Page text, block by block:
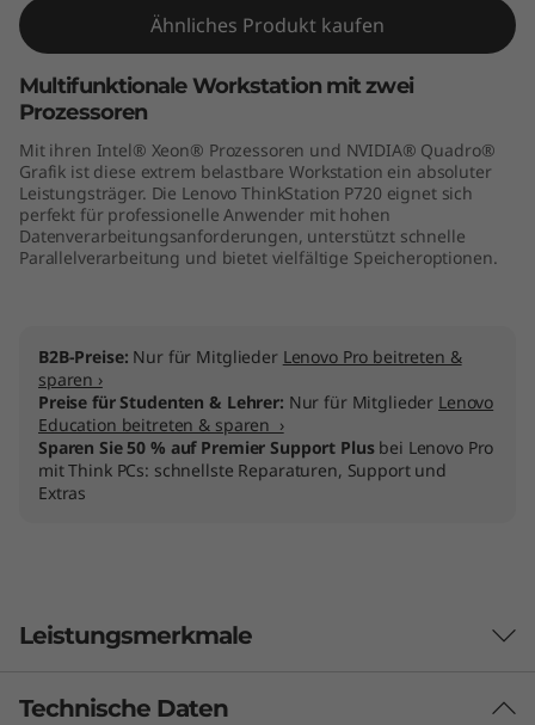
o
w
e
Ähnliches Produkt kaufen
Multifunktionale Workstation mit zwei
Prozessoren
Mit ihren Intel® Xeon® Prozessoren und NVIDIA® Quadro®
Grafik ist diese extrem belastbare Workstation ein absoluter
Leistungsträger. Die Lenovo ThinkStation P720 eignet sich
perfekt für professionelle Anwender mit hohen
Datenverarbeitungsanforderungen, unterstützt schnelle
Parallelverarbeitung und bietet vielfältige Speicheroptionen.
B2B-Preise: Nur für Mitglieder Lenovo Pro beitreten &
sparen ›
Preise für Studenten & Lehrer: Nur für Mitglieder Lenovo
Education beitreten & sparen ›
Sparen Sie 50 % auf Premier Support Plusbei Lenovo Pro
mit Think PCs: schnellste Reparaturen, Support und
Extras
Leistungsmerkmale
Designed für Benutzer, konstruiert für IT-
Technische Daten